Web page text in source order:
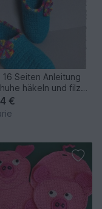
16 Seiten Anleitung
häkeln und filzen
39 die GR 36 37 40
44 45 sind in einer
€